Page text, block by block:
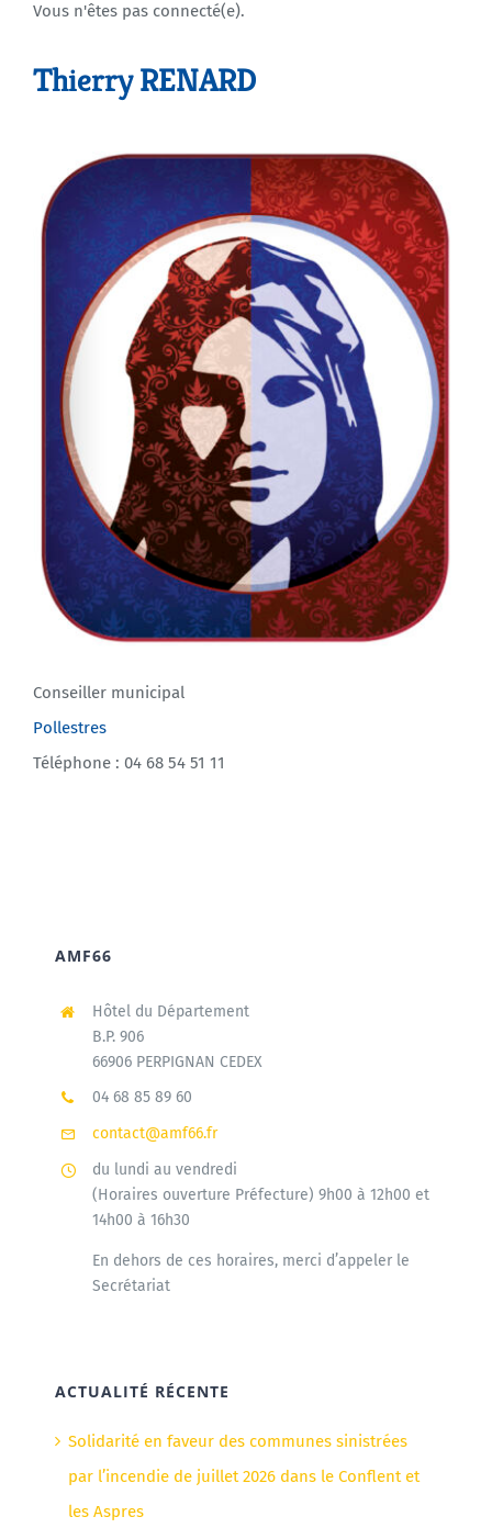
Agenda
Vous n'êtes pas connecté(e).
Thierry RENARD
Conseiller municipal
Pollestres
Téléphone : 04 68 54 51 11
AMF66
Hôtel du Département
B.P. 906
66906 PERPIGNAN CEDEX
04 68 85 89 60
contact@amf66.fr
du lundi au vendredi
(Horaires ouverture Préfecture) 9h00 à 12h00 et
14h00 à 16h30
En dehors de ces horaires, merci d’appeler le
Secrétariat
ACTUALITÉ RÉCENTE
Solidarité en faveur des communes sinistrées
par l’incendie de juillet 2026 dans le Conflent et
les Aspres